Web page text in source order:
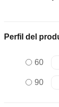
Perfil del
60
90